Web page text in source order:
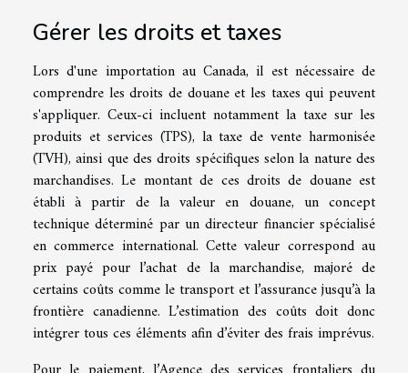
Gérer les droits et taxes
Lors d'une importation au Canada, il est nécessaire de
comprendre les droits de douane et les taxes qui peuvent
s'appliquer. Ceux-ci incluent notamment la taxe sur les
produits et services (TPS), la taxe de vente harmonisée
(TVH), ainsi que des droits spécifiques selon la nature des
marchandises. Le montant de ces droits de douane est
établi à partir de la valeur en douane, un concept
technique déterminé par un directeur financier spécialisé
en commerce international. Cette valeur correspond au
prix payé pour l’achat de la marchandise, majoré de
certains coûts comme le transport et l’assurance jusqu’à la
frontière canadienne. L’estimation des coûts doit donc
intégrer tous ces éléments afin d’éviter des frais imprévus.